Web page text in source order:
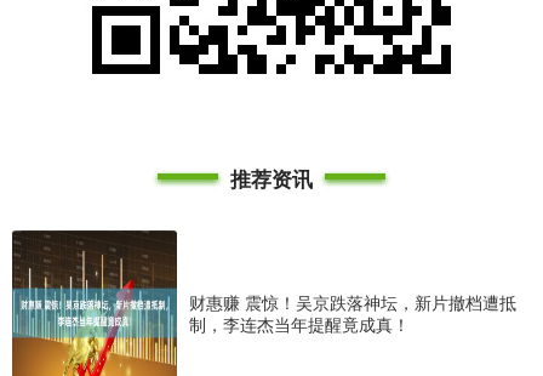
推荐资讯
财惠赚 震惊！吴京跌落神坛，新片撤档遭抵
制，李连杰当年提醒竟成真！